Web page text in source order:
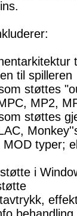
til spilleren
støttes
MP2,
støttes
MOD typer;
i